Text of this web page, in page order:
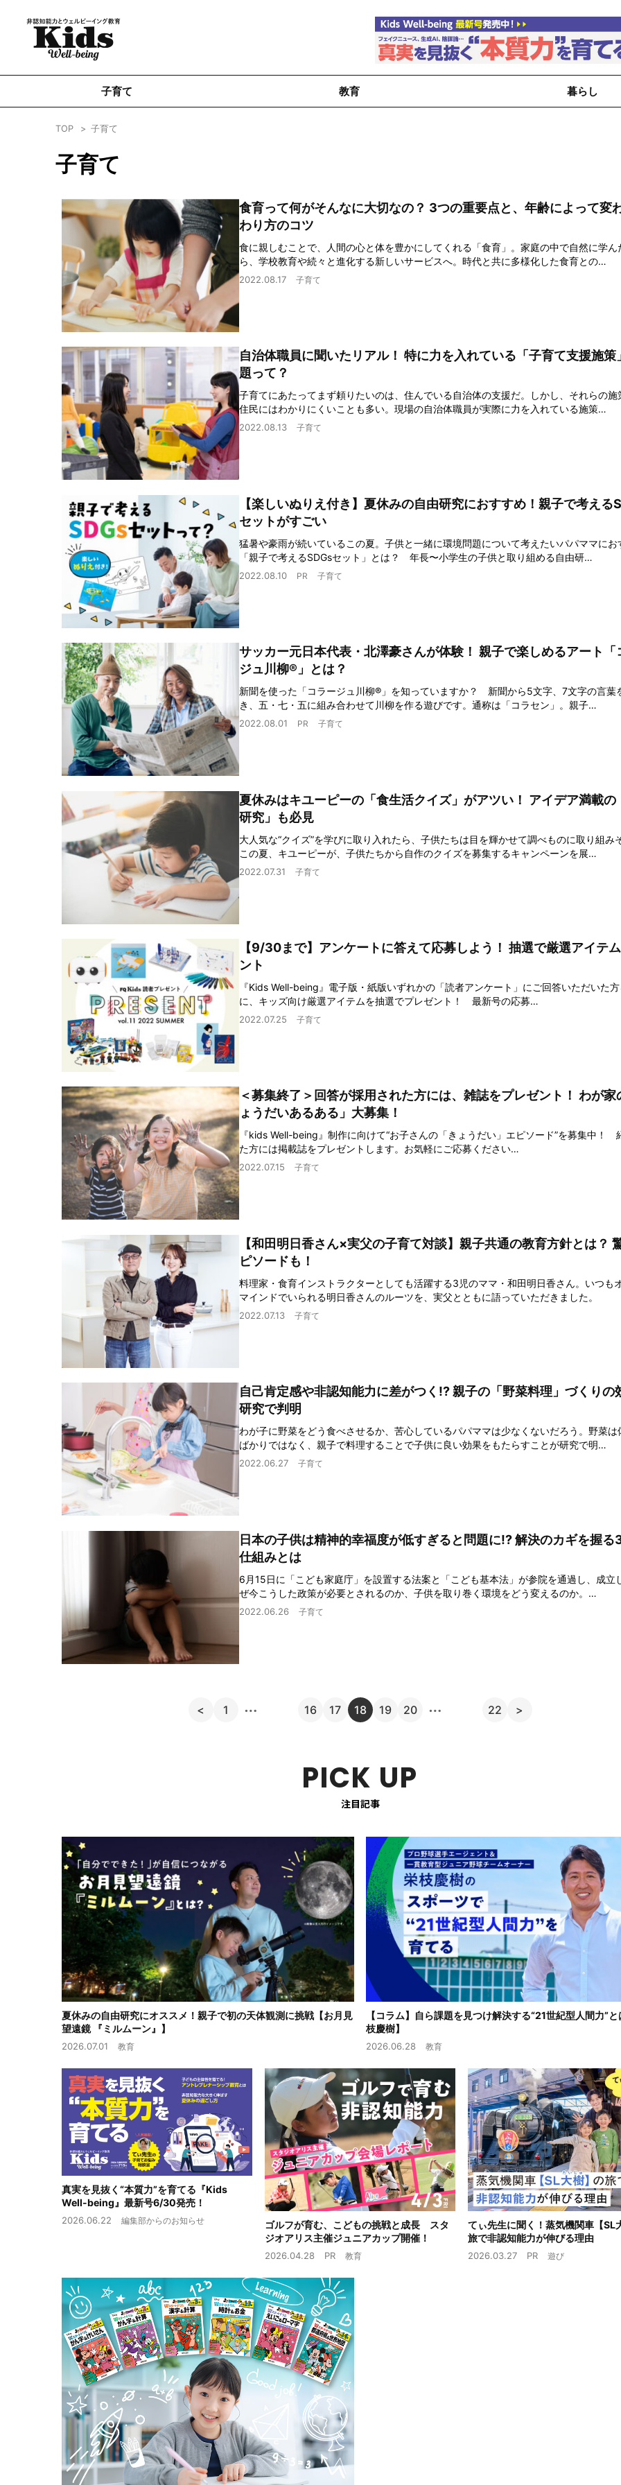
子育て 教育 暮らし
TOP 子育て
子育て
食育って何がそんなに大切なの？ 3つの重要点と、年齢によって変
わり方のコツ
食に親しむことで、人間の心と体を豊かにしてくれる「食育」。家庭の中で自然に学ん
ら、学校教育や続々と進化する新しいサービスへ。時代と共に多様化した食育との…
2022.08.17 子育て
自治体職員に聞いたリアル！ 特に力を入れている「子育て支援施策
題って？
子育てにあたってまず頼りたいのは、住んでいる自治体の支援だ。しかし、それらの施
住民にはわかりにくいことも多い。現場の自治体職員が実際に力を入れている施策…
2022.08.13 子育て
【楽しいぬりえ付き】夏休みの自由研究におすすめ！親子で考える
セットがすごい
猛暑や豪雨が続いているこの夏。子供と一緒に環境問題について考えたいパパママにお
「親子で考えるSDGsセット」とは？ 年長〜小学生の子供と取り組める自由研…
2022.08.10 PR 子育て
サッカー元日本代表・北澤豪さんが体験！ 親子で楽しめるアート「
ジュ川柳®」とは？
新聞を使った「コラージュ川柳®」を知っていますか？ 新聞から5文字、7文字の言葉
き、五・七・五に組み合わせて川柳を作る遊びです。通称は「コラセン」。親子…
2022.08.01 PR 子育て
夏休みはキユーピーの「食生活クイズ」がアツい！ アイデア満載の
研究」も必見
大人気な“クイズ”を学びに取り入れたら、子供たちは目を輝かせて調べものに取り組み
この夏、キユーピーが、子供たちから自作のクイズを募集するキャンペーンを展…
2022.07.31 子育て
【9/30まで】アンケートに答えて応募しよう！ 抽選で厳選アイテ
ント
『Kids Well-being』電子版・紙版いずれかの「読者アンケート」にご回答いただいた
に、キッズ向け厳選アイテムを抽選でプレゼント！ 最新号の応募…
2022.07.25 子育て
＜募集終了＞回答が採用された方には、雑誌をプレゼント！ わが家
ょうだいあるある」大募集！
『kids Well-being』制作に向けて“お子さんの「きょうだい」エピソード”を募集中！
た方には掲載誌をプレゼントします。お気軽にご応募ください…
2022.07.15 子育て
【和田明日香さん×実父の子育て対談】親子共通の教育方針とは？
ピソードも！
料理家・食育インストラクターとしても活躍する3児のママ・和田明日香さん。いつも
マインドでいられる明日香さんのルーツを、実父とともに語っていただきました。
2022.07.13 子育て
自己肯定感や非認知能力に差がつく!? 親子の「野菜料理」づくりの
研究で判明
わが子に野菜をどう食べさせるか、苦心しているパパママは少なくないだろう。野菜は
ばかりではなく、親子で料理することで子供に良い効果をもたらすことが研究で明…
2022.06.27 子育て
日本の子供は精神的幸福度が低すぎると問題に!? 解決のカギを握る
仕組みとは
6月15日に「こども家庭庁」を設置する法案と「こども基本法」が参院を通過し、成立
ぜ今こうした政策が必要とされるのか、子供を取り巻く環境をどう変えるのか。…
2022.06.26 子育て
< 1 … 16 17 18 19 20 … 22 >
PICK UP
注目記事
夏休みの自由研究にオススメ！親子で初の天体観測に挑戦【お月見
望遠鏡 『ミルムーン』】
2026.07.01 教育
【コラム】自ら課題を見つけ解決する“21世紀型人間力”
枝慶樹】
2026.06.28 教育
真実を見抜く“本質力”を育てる『Kids
Well-being』最新号6/30発売！
2026.06.22 編集部からのお知らせ
ゴルフが育む、こどもの挑戦と成長 スタ
ジオアリス主催ジュニアカップ開催！
2026.04.28 PR 教育
てぃ先生に聞く！蒸気機関車【SL
旅で非認知能力が伸びる理由
2026.03.27 PR 遊び